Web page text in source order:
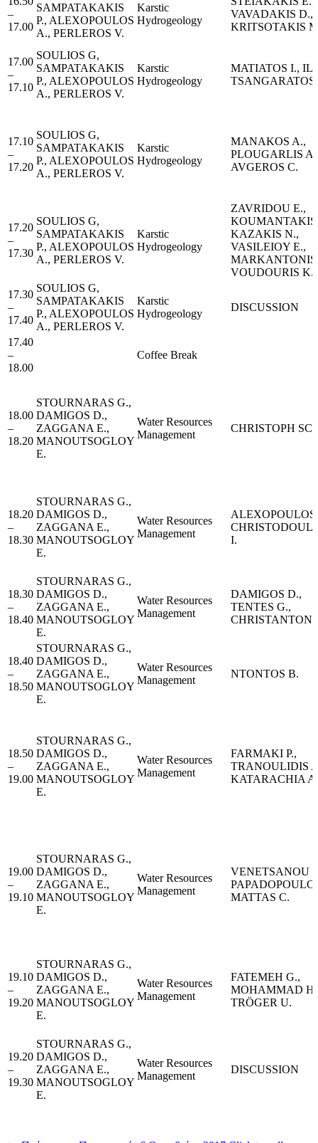
–
17.00
SAMPATAKAKIS
P., ALEXOPOULOS
A., PERLEROS V.
Karstic
Hydrogeology
VAVADAKIS D.,
KRITSOTAKIS
17.00
–
17.10
SOULIOS G,
SAMPATAKAKIS
P., ALEXOPOULOS
A., PERLEROS V.
Karstic
Hydrogeology
MATIATOS I.,
TSANGARATOS
17.10
–
17.20
SOULIOS G,
SAMPATAKAKIS
P., ALEXOPOULOS
A., PERLEROS V.
Karstic
Hydrogeology
MANAKOS A.,
PLOUGARLIS
AVGEROS C.
17.20
–
17.30
SOULIOS G,
SAMPATAKAKIS
P., ALEXOPOULOS
A., PERLEROS V.
Karstic
Hydrogeology
ZAVRIDOU E.,
KOUMANTAKIS
KAZAKIS N.,
VASILEIOY E.,
VOUDOURIS K.
17.30
–
17.40
SOULIOS G,
SAMPATAKAKIS
P., ALEXOPOULOS
A., PERLEROS V.
Karstic
Hydrogeology
DISCUSSION
17.40
–
18.00
Coffee Break
18.00
–
18.20
STOURNARAS G.,
DAMIGOS D.,
ZAGGANA E.,
MANOUTSOGLOY
E.
Water Resources
Management
CHRISTOPH
18.20
–
18.30
STOURNARAS G.,
DAMIGOS D.,
ZAGGANA E.,
MANOUTSOGLOY
E.
Water Resources
Management
ALEXOPOULOS
I.
18.30
–
18.40
STOURNARAS G.,
DAMIGOS D.,
ZAGGANA E.,
MANOUTSOGLOY
E.
Water Resources
Management
DAMIGOS D.,
TENTES G.,
CHRISTANTONI
18.40
–
18.50
STOURNARAS G.,
DAMIGOS D.,
ZAGGANA E.,
MANOUTSOGLOY
E.
Water Resources
Management
NTONTOS B.
18.50
–
19.00
STOURNARAS G.,
DAMIGOS D.,
ZAGGANA E.,
MANOUTSOGLOY
E.
Water Resources
Management
FARMAKI P.,
TRANOULIDIS
KATARACHIA A.
19.00
–
19.10
STOURNARAS G.,
DAMIGOS D.,
ZAGGANA E.,
MANOUTSOGLOY
E.
Water Resources
Management
VENETSANOU
MATTAS C.
19.10
–
19.20
STOURNARAS G.,
DAMIGOS D.,
ZAGGANA E.,
MANOUTSOGLOY
E.
Water Resources
Management
FATEMEH G.,
MOHAMMAD
TRÖGER U.
19.20
–
19.30
STOURNARAS G.,
DAMIGOS D.,
ZAGGANA E.,
MANOUTSOGLOY
E.
Water Resources
Management
DISCUSSION